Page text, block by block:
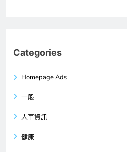
Categories
Homepage Ads
一般
人事資訊
健康